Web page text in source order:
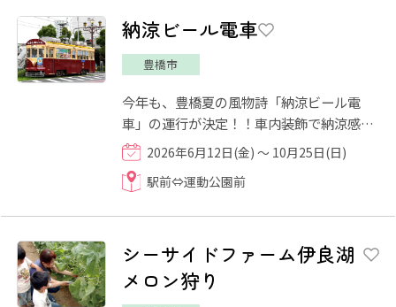
納涼ビール電車
豊橋市
今年も、豊橋夏の風物詩「納涼ビール電
車」の運行が決定！！車内装飾で納涼感を
演出し、路面電車に揺られながら飲むキン
キンに冷えた生ビールは最...
2026年6月12日(金) ～ 10月25日(日)
駅前⇔運動公園前
シーサイドファーム伊良湖
メロン狩り